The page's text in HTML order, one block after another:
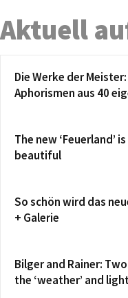
Aktuell
Die Werke der
Aphorismen aus 40
The new ‘Feuerland’
beautiful
So schön wird das
+ Galerie
Bilger and Rainer:
the ‘weather’ and